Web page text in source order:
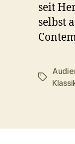
seit
selbst